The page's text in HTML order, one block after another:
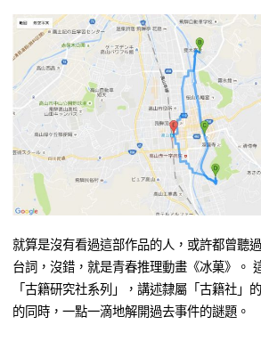
就算是沒有看過這部作品的人，或許都曾聽
台詞，沒錯，就是青春推理動畫《冰菓》。
「古籍研究社系列」，講述隸屬「古籍社」
的同時，一點一滴地解開過去事件的謎題。